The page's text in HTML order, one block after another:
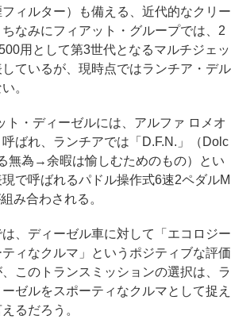
フィルター）も備える、近代的なクリー
なみにフィアット・グループでは、2
用として第3世代となるマルチジェッ
しているが、現時点ではランチア・デル
。
・ディーゼルには、アルファ ロメオ
ばれ、ランチアでは「D.F.N.」（Dolc
無為→余暇は愉しむためのもの）とい
で呼ばれるパドル操作式6速2ペダルM
み合わされる。
、ディーゼル車に対して「エコロジー
ィなクルマ」というポジティブな評価
このトランスミッションの選択は、ラ
ゼルをスポーティなクルマとして捉え
るだろう。